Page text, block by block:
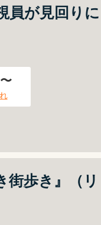
員が見回りに
街歩き』（リ